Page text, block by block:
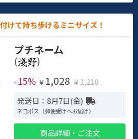
けて持ち歩けるミニサイズ！
プチネーム
(
)
-15% ￥ 1,028 ￥1,210
発送日：8月7日(金)
ネコポス（郵便受けへお届け）
商品詳細・ご注文